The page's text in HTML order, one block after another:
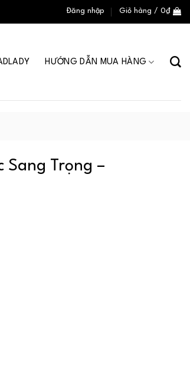
Đăng nhập Giỏ hàng / 0₫
HƯỚNG DẪN MUA HÀNG
Sang Trọng –